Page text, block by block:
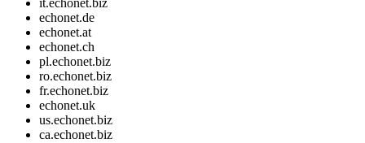
it.echonet.biz
echonet.de
echonet.at
echonet.ch
pl.echonet.biz
ro.echonet.biz
fr.echonet.biz
echonet.uk
us.echonet.biz
ca.echonet.biz